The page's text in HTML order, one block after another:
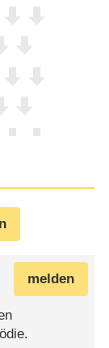
melden